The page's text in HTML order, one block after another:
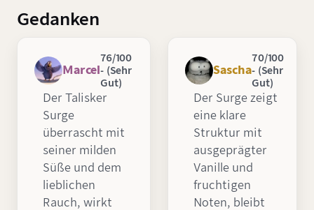
Gedanken
Marcel
76/100
- (Sehr
Gut)
Der Talisker
Surge
überrascht mit
seiner milden
Süße und dem
lieblichen
Rauch, wirkt
Sascha
70/100
- (Sehr
Gut)
Der Surge zeigt
eine klare
Struktur mit
ausgeprägter
Vanille und
fruchtigen
Noten, bleibt